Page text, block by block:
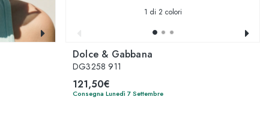
1 di 2 colori
Dolce & Gabbana
DG3258 911
121,50€
Consegna Lunedì 7 Settembre